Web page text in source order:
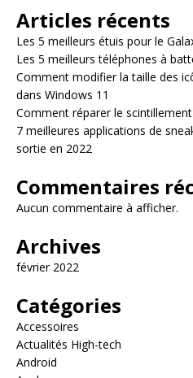
Articles récents
Les 5 meilleurs étuis pour le
Les 5 meilleurs téléphones à
Comment modifier la taille des
dans Windows 11
Comment réparer le scintillement
7 meilleures applications de
sortie en 2022
Commentaires
Aucun commentaire à afficher.
Archives
février 2022
Catégories
Accessoires
Actualités High-tech
Android